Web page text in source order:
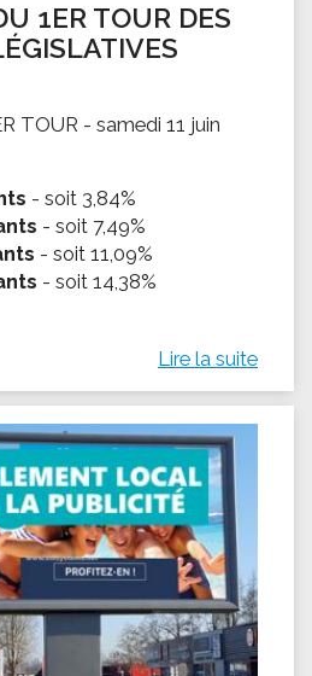
1ER TOUR DES
TOUR - samedi 11 juin
- soit 3,84%
- soit 7,49%
- soit 11,09%
- soit 14,38%
Lire la suite